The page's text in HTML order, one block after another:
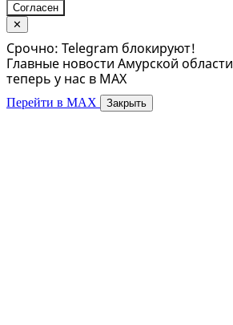
Согласен
✕
Срочно: Telegram блокируют!
Главные новости Амурской области
теперь у нас в MAX
Перейти в MAX Закрыть